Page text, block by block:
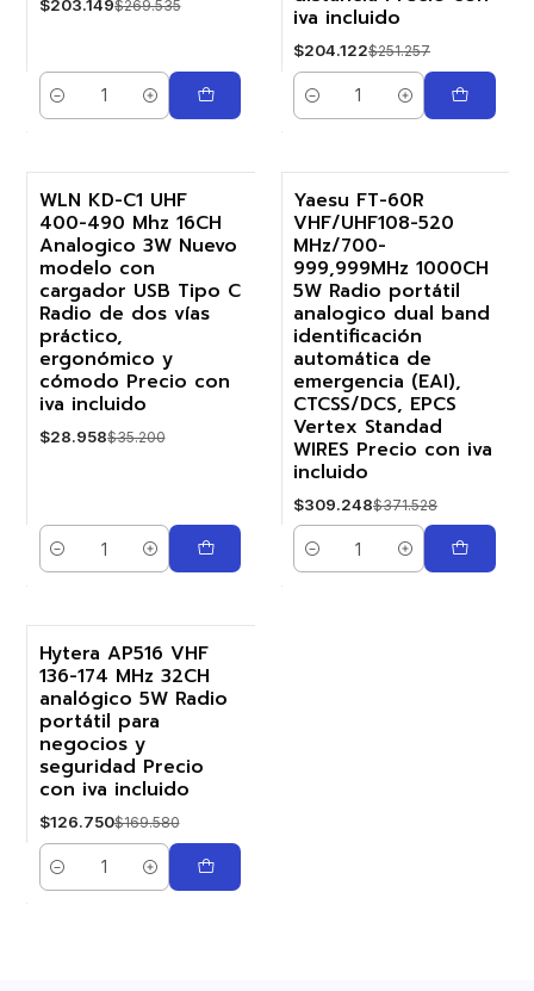
$203.149$269.535
Cantidad
iva incluido
$204.122$251.257
Cantidad
-18%
WLN KD-C1 UHF
400-490 Mhz 16CH
Analogico 3W Nuevo
modelo con
cargador USB Tipo C
Radio de dos vías
práctico,
ergonómico y
cómodo Precio con
iva incluido
$28.958$35.200
Cantidad
-17%
Yaesu FT-60R
VHF/UHF108-520
MHz/700-
999,999MHz 1000CH
5W Radio portátil
analogico dual band
identificación
automática de
emergencia (EAI),
CTCSS/DCS, EPCS
Vertex Standad
WIRES Precio con iva
incluido
$309.248$371.528
Cantidad
-25%
Hytera AP516 VHF
136-174 MHz 32CH
analógico 5W Radio
portátil para
negocios y
seguridad Precio
con iva incluido
$126.750$169.580
Cantidad